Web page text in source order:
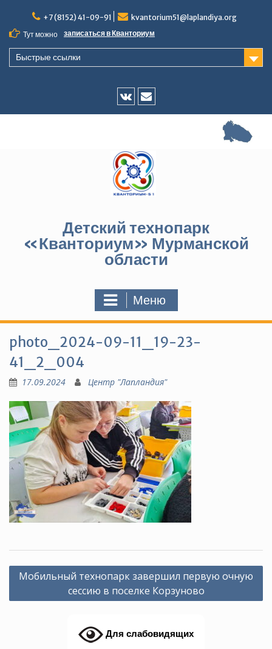
содержимому
+7 (8152) 41-09-91
kvantorium51@laplandiya.org
Тут можно
записаться в Кванториум
Быстрые ссылки
Vk
E-
Детский технопарк
«Кванториум» Мурманской
области
Меню
photo_2024-09-11_19-23-
41_2_004
17.09.2024 Центр "Лапландия"
Навигация
записям
Мобильный технопарк завершил первую очную
сессию в поселке Корзуново
Для слабовидящих